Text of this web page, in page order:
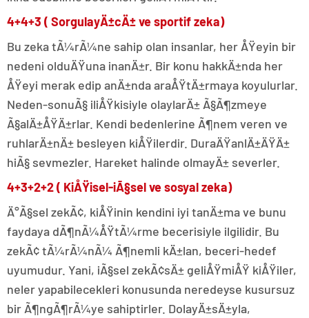
4+4+3 ( SorgulayÄ±cÄ± ve sportif zeka)
Bu zeka tÃ¼rÃ¼ne sahip olan insanlar, her ÅŸeyin bir
nedeni olduÄŸuna inanÄ±r. Bir konu hakkÄ±nda her
ÅŸeyi merak edip anÄ±nda araÅŸtÄ±rmaya koyulurlar.
Neden-sonuÃ§ iliÅŸkisiyle olaylarÄ± Ã§Ã¶zmeye
Ã§alÄ±ÅŸÄ±rlar. Kendi bedenlerine Ã¶nem veren ve
ruhlarÄ±nÄ± besleyen kiÅŸilerdir. DuraÄŸanlÄ±ÄŸÄ±
hiÃ§ sevmezler. Hareket halinde olmayÄ± severler.
4+3+2+2 ( KiÅŸisel-iÃ§sel ve sosyal zeka)
Ä°Ã§sel zekÃ¢, kiÅŸinin kendini iyi tanÄ±ma ve bunu
faydaya dÃ¶nÃ¼ÅŸtÃ¼rme becerisiyle ilgilidir. Bu
zekÃ¢ tÃ¼rÃ¼nÃ¼ Ã¶nemli kÄ±lan, beceri-hedef
uyumudur. Yani, iÃ§sel zekÃ¢sÄ± geliÅŸmiÅŸ kiÅŸiler,
neler yapabilecekleri konusunda neredeyse kusursuz
bir Ã¶ngÃ¶rÃ¼ye sahiptirler. DolayÄ±sÄ±yla,